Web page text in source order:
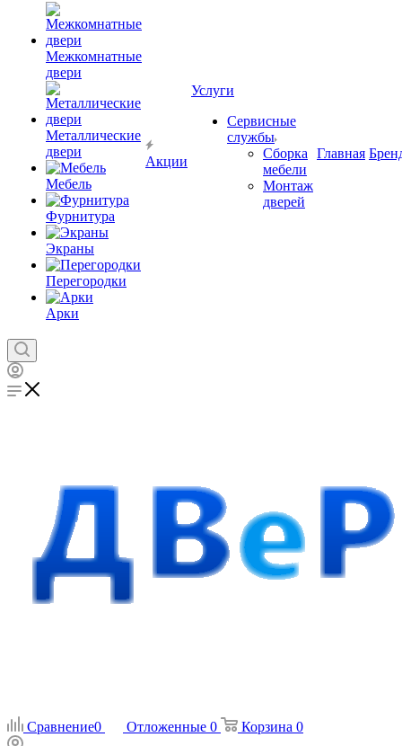
Межкомнатные
двери
Металлические
двери
Мебель
Фурнитура
Экраны
Перегородки
Арки
Акции
Услуги
Сервисные
службы
Сборка
мебели
Монтаж
дверей
Главная
Сравнение0 Отложенные 0 Корзина 0